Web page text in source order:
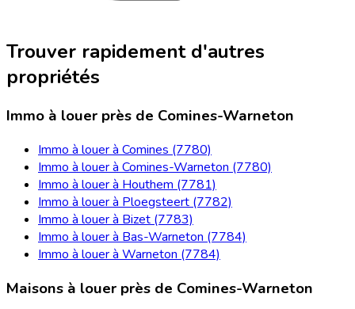
Trouver rapidement d'autres
propriétés
Immo à louer près de Comines-Warneton
Immo à louer à Comines (7780)
Immo à louer à Comines-Warneton (7780)
Immo à louer à Houthem (7781)
Immo à louer à Ploegsteert (7782)
Immo à louer à Bizet (7783)
Immo à louer à Bas-Warneton (7784)
Immo à louer à Warneton (7784)
Maisons à louer près de Comines-Warneton